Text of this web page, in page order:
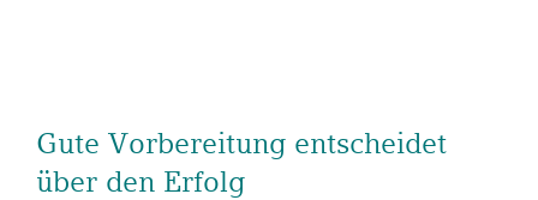
Gute Vorbereitung entscheidet
über den Erfolg